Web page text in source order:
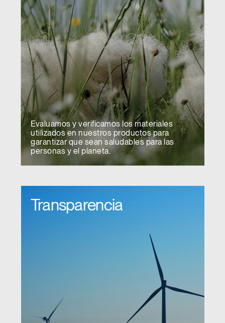
Seleccione su ubicación
Registro
SIGN IN WITH SSO
Crear una cuenta
REGISTRO
referencia?
Evaluamos y verificamos los materiales
utilizados en nuestros productos para
garantizar que sean saludables para las
personas y el planeta.
Transparencia